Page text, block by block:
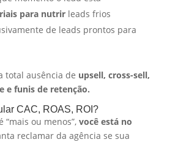
para nutrirleads frios
de leads prontos para
total ausência de upsell, cross-sell,
e funis de retenção.
CAC, ROAS, ROI?
“mais ou menos”, você está no
reclamar da agência se sua